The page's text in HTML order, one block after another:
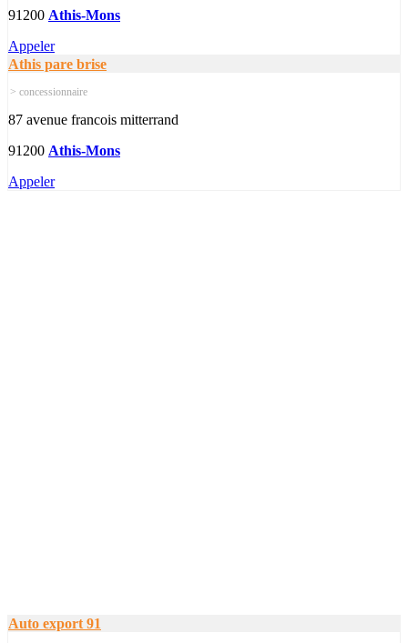
91200 Athis-Mons
Appeler
Athis pare brise
> concessionnaire
87 avenue francois mitterrand
91200 Athis-Mons
Appeler
Auto export 91